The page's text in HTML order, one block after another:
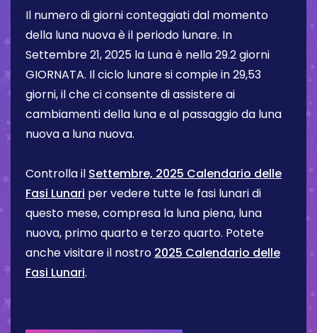
Il numero di giorni conteggiati dal momento
della luna nuova è il periodo lunare. In
Settembre 21, 2025 la Luna è nella29.2 giorni
GIORNATA. Il ciclo lunare si compie in 29,53
giorni, il che ci consente di assistere ai
cambiamenti della luna e al passaggio da luna
nuova a luna nuova.
Controlla il Settembre, 2025 Calendario delle
Fasi Lunari per vedere tutte le fasi lunari di
questo mese, compresa la luna piena, luna
nuova, primo quarto e terzo quarto. Potete
anche visitare il nostro 2025 Calendario delle
Fasi Lunari.